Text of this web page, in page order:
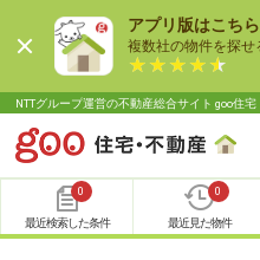
アプリ版はこちら
複数社の物件を探せ
NTTグループ運営の不動産総合サイト goo住
0
最近検索した条件
0
最近見た物件